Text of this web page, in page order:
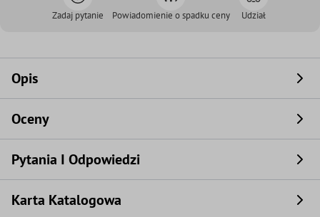
Zadaj pytanie Powiadomienie o spadku ceny Udział
Opis
Oceny
Pytania I Odpowiedzi
Karta Katalogowa